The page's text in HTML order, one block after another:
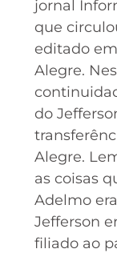
jornal
que
editado
Alegre.
do
Alegre.
as coisas
Adelmo
Jefferson
filiado ao